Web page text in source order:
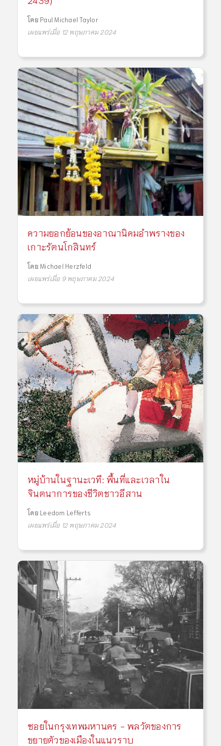
โดย Paul Michael Taylor
เผยแพร่เมื่อ 12 พฤษภาคม 2024
ความยอกย้อนของอาณานิคมอำพรางของ
เกาะรัตนโกสินทร์
โดย Michael Herzfeld
เผยแพร่เมื่อ 9 พฤษภาคม 2024
หมู่บ้านในฐานะเวที: พื้นที่และเวลาใน
จินตนาการของชีวิตชาวอีสาน
โดย Leedom Lefferts
เผยแพร่เมื่อ 12 พฤษภาคม 2024
ซอยในกรุงเทพมหานคร - พลวัตของการ
ขยายตัวของเมืองในแนวราบ